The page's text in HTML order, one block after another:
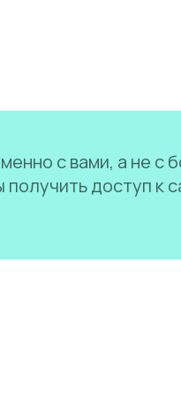
с вами, а не с
доступ к